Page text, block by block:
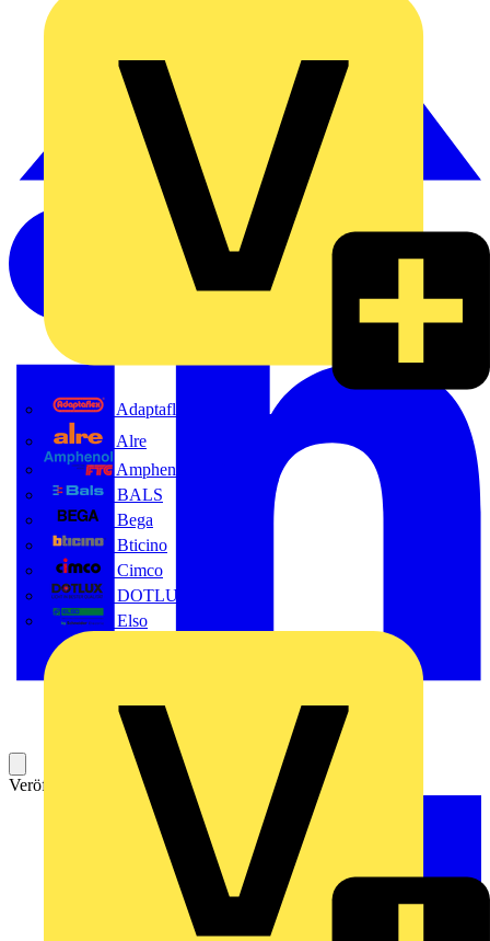
Adaptaflex
Alre
Amphenol FTG
BALS
Bega
Bticino
Cimco
DOTLUX GmbH
Elso
Veröffentlicht: 4. April 2025 Kategorie: News